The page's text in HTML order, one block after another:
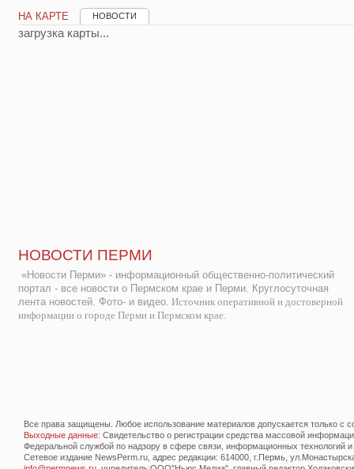
НА КАРТЕ НОВОСТИ
загрузка карты...
НОВОСТИ ПЕРМИ
«Новости Перми» - информационный общественно-политический
портал - все новости о Пермском крае и Перми. Круглосуточная
лента новостей. Фото- и видео. Источник оперативной и достоверной
информации о городе Перми и Пермском крае.
Все права защищены. Любое использование материалов допускается только с
Выходные данные: Свидетельство о регистрации средства массовой
Федеральной службой по надзору в сфере связи, информационных технологий
Сетевое издание NewsPerm.ru, адрес редакции: 614000, г.Пермь,